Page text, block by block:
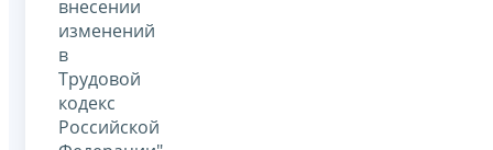
внесении
изменений
в
Трудовой
кодекс
Российской